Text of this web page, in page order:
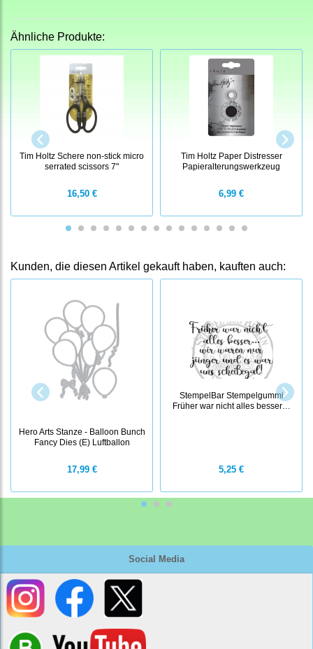
Social Media
Ähnliche Produkte:
Tim Holtz Schere non-stick micro
serrated scissors 7"
16,50 €
Tim Holtz Paper Distresser
Papieralterungswerkzeug
6,99 €
Kunden, die diesen Artikel gekauft haben, kauften auch:
Hero Arts Stanze - Balloon Bunch
Fancy Dies (E) Luftballon
17,99 €
StempelBar Stempelgummi
Früher war nicht alles besser…
5,25 €